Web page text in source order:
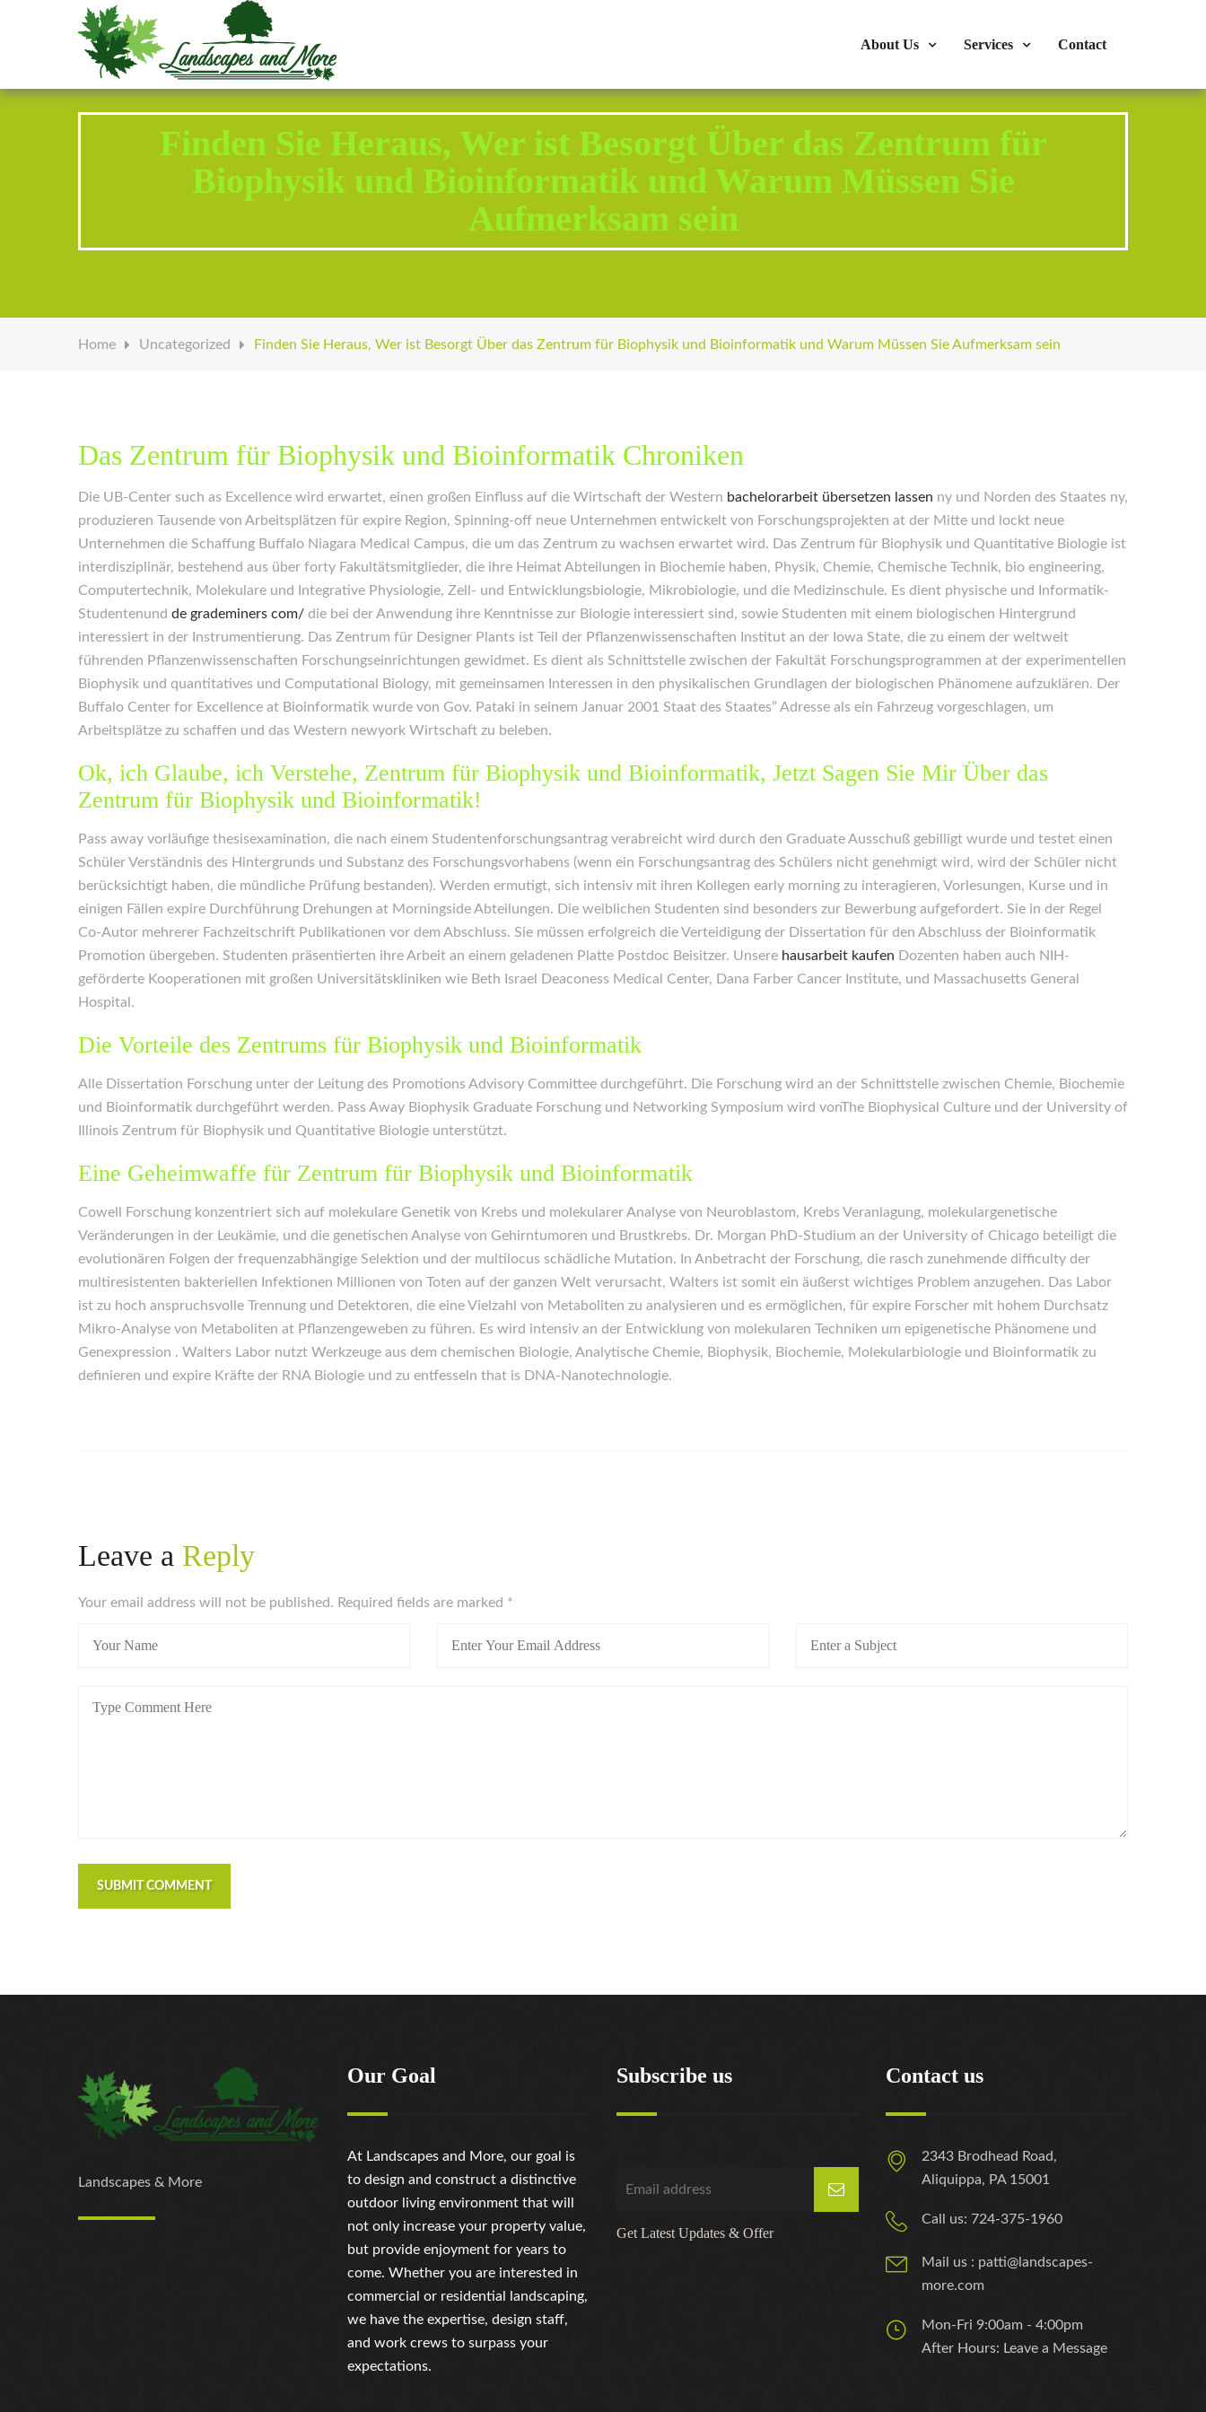
Welcome to Landscapes & More
About Us Services Contact
Finden Sie Heraus, Wer ist Besorgt Über das Zentrum für
Biophysik und Bioinformatik und Warum Müssen Sie
Aufmerksam sein
Home Uncategorized Finden Sie Heraus, Wer ist Besorgt Über das Zentrum für Biophysik und Bioinformatik und Warum Müssen Sie Aufmerksam sein
Das Zentrum für Biophysik und Bioinformatik Chroniken
Die UB-Center such as Excellence wird erwartet, einen großen Einfluss auf die Wirtschaft der Western bachelorarbeit übersetzen lassen ny und Norden des Staates ny,
produzieren Tausende von Arbeitsplätzen für expire Region, Spinning-off neue Unternehmen entwickelt von Forschungsprojekten at der Mitte und lockt neue
Unternehmen die Schaffung Buffalo Niagara Medical Campus, die um das Zentrum zu wachsen erwartet wird. Das Zentrum für Biophysik und Quantitative Biologie ist
interdisziplinär, bestehend aus über forty Fakultätsmitglieder, die ihre Heimat Abteilungen in Biochemie haben, Physik, Chemie, Chemische Technik, bio engineering,
Computertechnik, Molekulare und Integrative Physiologie, Zell- und Entwicklungsbiologie, Mikrobiologie, und die Medizinschule. Es dient physische und Informatik-
Studentenund de grademiners com/ die bei der Anwendung ihre Kenntnisse zur Biologie interessiert sind, sowie Studenten mit einem biologischen Hintergrund
interessiert in der Instrumentierung. Das Zentrum für Designer Plants ist Teil der Pflanzenwissenschaften Institut an der Iowa State, die zu einem der weltweit
führenden Pflanzenwissenschaften Forschungseinrichtungen gewidmet. Es dient als Schnittstelle zwischen der Fakultät Forschungsprogrammen at der experimentellen
Biophysik und quantitatives und Computational Biology, mit gemeinsamen Interessen in den physikalischen Grundlagen der biologischen Phänomene aufzuklären. Der
Buffalo Center for Excellence at Bioinformatik wurde von Gov. Pataki in seinem Januar 2001 Staat des Staates” Adresse als ein Fahrzeug vorgeschlagen, um
Arbeitsplätze zu schaffen und das Western newyork Wirtschaft zu beleben.
Ok, ich Glaube, ich Verstehe, Zentrum für Biophysik und Bioinformatik, Jetzt Sagen Sie Mir Über das
Zentrum für Biophysik und Bioinformatik!
Pass away vorläufige thesisexamination, die nach einem Studentenforschungsantrag verabreicht wird durch den Graduate Ausschuß gebilligt wurde und testet einen
Schüler Verständnis des Hintergrunds und Substanz des Forschungsvorhabens (wenn ein Forschungsantrag des Schülers nicht genehmigt wird, wird der Schüler nicht
berücksichtigt haben, die mündliche Prüfung bestanden). Werden ermutigt, sich intensiv mit ihren Kollegen early morning zu interagieren, Vorlesungen, Kurse und in
einigen Fällen expire Durchführung Drehungen at Morningside Abteilungen. Die weiblichen Studenten sind besonders zur Bewerbung aufgefordert. Sie in der Regel
Co-Autor mehrerer Fachzeitschrift Publikationen vor dem Abschluss. Sie müssen erfolgreich die Verteidigung der Dissertation für den Abschluss der Bioinformatik
Promotion übergeben. Studenten präsentierten ihre Arbeit an einem geladenen Platte Postdoc Beisitzer. Unsere hausarbeit kaufen Dozenten haben auch NIH-
geförderte Kooperationen mit großen Universitätskliniken wie Beth Israel Deaconess Medical Center, Dana Farber Cancer Institute, und Massachusetts General
Hospital.
Die Vorteile des Zentrums für Biophysik und Bioinformatik
Alle Dissertation Forschung unter der Leitung des Promotions Advisory Committee durchgeführt. Die Forschung wird an der Schnittstelle zwischen Chemie, Biochemie
und Bioinformatik durchgeführt werden. Pass Away Biophysik Graduate Forschung und Networking Symposium wird vonThe Biophysical Culture und der University of
Illinois Zentrum für Biophysik und Quantitative Biologie unterstützt.
Eine Geheimwaffe für Zentrum für Biophysik und Bioinformatik
Cowell Forschung konzentriert sich auf molekulare Genetik von Krebs und molekularer Analyse von Neuroblastom, Krebs Veranlagung, molekulargenetische
Veränderungen in der Leukämie, und die genetischen Analyse von Gehirntumoren und Brustkrebs. Dr. Morgan PhD-Studium an der University of Chicago beteiligt die
evolutionären Folgen der frequenzabhängige Selektion und der multilocus schädliche Mutation. In Anbetracht der Forschung, die rasch zunehmende difficulty der
multiresistenten bakteriellen Infektionen Millionen von Toten auf der ganzen Welt verursacht, Walters ist somit ein äußerst wichtiges Problem anzugehen. Das Labor
ist zu hoch anspruchsvolle Trennung und Detektoren, die eine Vielzahl von Metaboliten zu analysieren und es ermöglichen, für expire Forscher mit hohem Durchsatz
Mikro-Analyse von Metaboliten at Pflanzengeweben zu führen. Es wird intensiv an der Entwicklung von molekularen Techniken um epigenetische Phänomene und
Genexpression . Walters Labor nutzt Werkzeuge aus dem chemischen Biologie, Analytische Chemie, Biophysik, Biochemie, Molekularbiologie und Bioinformatik zu
definieren und expire Kräfte der RNA Biologie und zu entfesseln that is DNA-Nanotechnologie.
Leave a Reply
Your email address will not be published. Required fields are marked *
SUBMIT COMMENT
Landscapes & More
Our Goal
At Landscapes and More, our goal is
to design and construct a distinctive
outdoor living environment that will
not only increase your property value,
but provide enjoyment for years to
come. Whether you are interested in
commercial or residential landscaping,
we have the expertise, design staff,
and work crews to surpass your
expectations.
Subscribe us
Get Latest Updates & Offer
Contact us
2343 Brodhead Road,
Aliquippa, PA 15001
Call us: 724-375-1960
Mail us : patti@landscapes-
more.com
Mon-Fri 9:00am - 4:00pm
After Hours: Leave a Message